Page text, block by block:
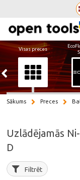
Visas preces
Sākums Preces
Uzlādējamās
D
Filtrēt